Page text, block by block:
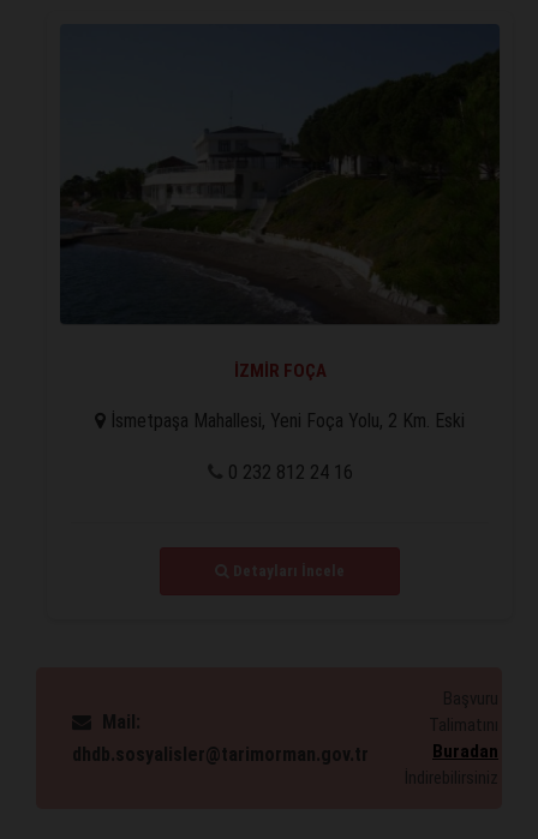
İZMİR FOÇA
İsmetpaşa Mahallesi, Yeni Foça Yolu, 2 Km. Eski
0 232 812 24 16
Mail:
dhdb.sosyalisler@tarimorman.gov.tr
Başvuru
Talimatını
Buradan
İndirebilirsiniz